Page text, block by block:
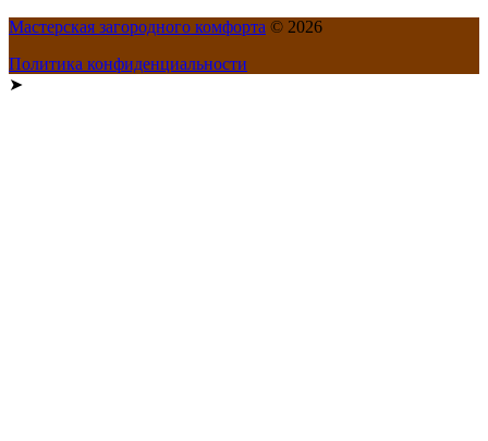
Мастерская загородного комфорта © 2026
Политика конфиденциальности
➤